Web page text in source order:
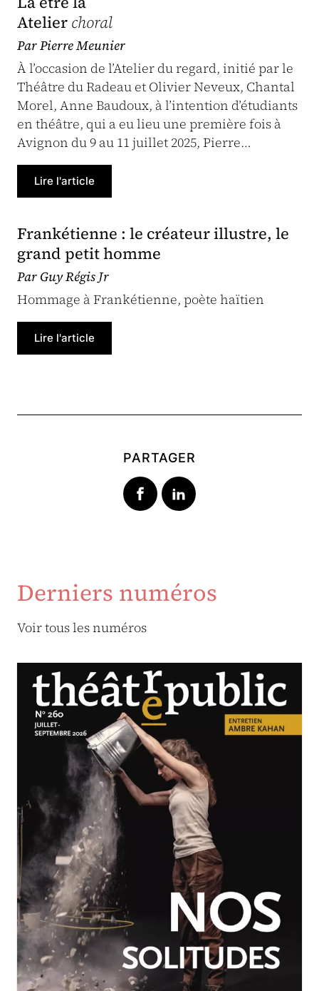
Atelier choral
Par Pierre Meunier
À l’occasion de l’Atelier du regard, initié par le
Théâtre du Radeau et Olivier Neveux, Chantal
Morel, Anne Baudoux, à l’intention d’étudiants
en théâtre, qui a eu lieu une première fois à
Avignon du 9 au 11 juillet 2025, Pierre…
Lire l'article
Frankétienne : le créateur illustre, le
grand petit homme
Par Guy Régis Jr
Hommage à Frankétienne, poète haïtien
Lire l'article
PARTAGER
Derniers numéros
Voir tous les numéros
JUILLET-SEPTEMBRE 2026
N°260